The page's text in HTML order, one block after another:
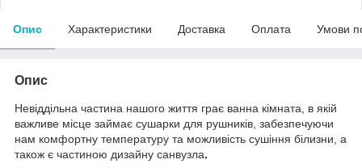
Опис Характеристики Доставка Оплата Умови
Опис
Невіддільна частина нашого життя грає ванна кімната, в якій
важливе місце займає сушарки для рушників, забезпечуючи
нам комфортну температуру та можливість сушіння білизни, а
також є частиною дизайну санвузла.